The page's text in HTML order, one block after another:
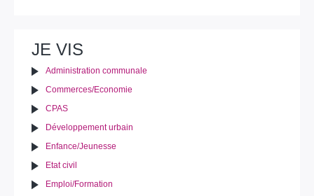
JE VIS
Administration communale
Commerces/Economie
CPAS
Développement urbain
Enfance/Jeunesse
Etat civil
Emploi/Formation